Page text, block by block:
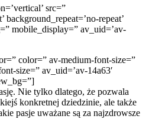
src=”
background_repeat=’no-repeat’
mobile_display=” av_uid=’av-
color=” av-medium-font-size=”
size=” av_uid=’av-14a63′
Nie tylko dlatego, że pozwala
konkretnej dziedzinie, ale także
pasje uważane są za najzdrowsze